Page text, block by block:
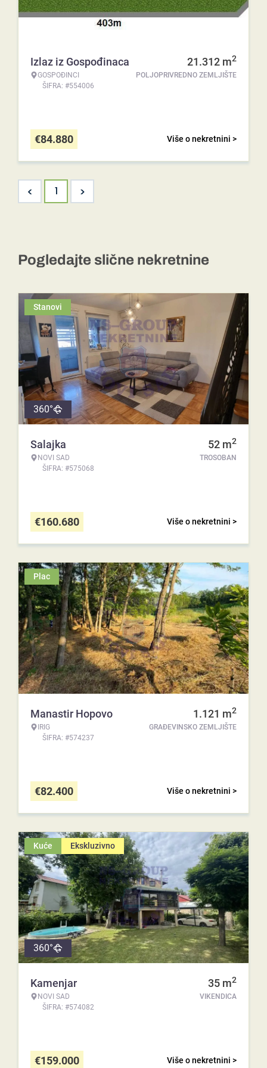
Izlaz iz Gospođinaca
GOSPOĐINCI
ŠIFRA: #554006
21.312 m2
POLJOPRIVREDNO ZEMLJIŠTE
Više o nekretnini >
€84.880
< 1 >
Pogledajte slične nekretnine
Stanovi
360°
Salajka
NOVI SAD
ŠIFRA: #575068
52 m2
TROSOBAN
Više o nekretnini >
€160.680
Plac
Manastir Hopovo
IRIG
ŠIFRA: #574237
1.121 m2
GRAĐEVINSKO ZEMLJIŠTE
Više o nekretnini >
€82.400
Kuće Ekskluzivno
360°
Kamenjar
NOVI SAD
ŠIFRA: #574082
35 m2
VIKENDICA
Više o nekretnini >
€159.000